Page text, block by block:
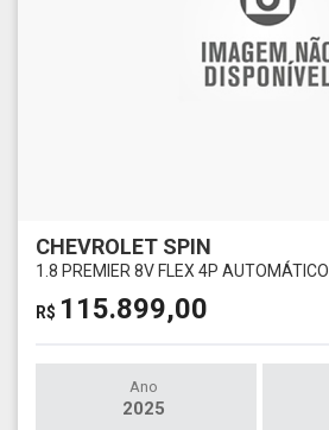
CHEVROLET SPIN
1.8 PREMIER 8V FLEX 4P AUTOMÁTICO
R$ 115.899,00
Ano
2025